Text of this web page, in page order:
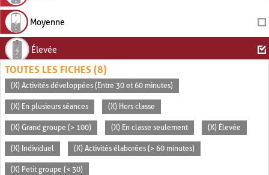
Moyenne
Élevée
TOUTES LES FICHES (8)
(X) Activités développées (Entre 30 et 60 minutes)
(X) En plusieurs séances (X) Hors classe
(X) Grand groupe (> 100) (X) En classe seulement (X) Élevée
(X) Individuel (X) Activités élaborées (> 60 minutes)
(X) Petit groupe (< 30)